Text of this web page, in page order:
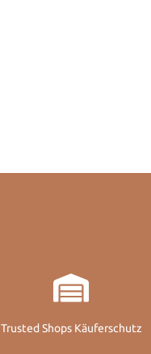
Trusted Shops Käuferschutz